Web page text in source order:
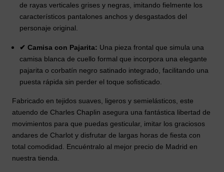
de rayas verticales grises y negras, imitando fielmente los
característicos pantalones anchos y desgastados del
personaje original.
✔ Camisa con Pajarita: Una pieza frontal que simula una
camisa blanca de cuello formal que incorpora una elegante
pajarita o corbatín negro satinado integrado, facilitando una
puesta rápida sin perder el toque sofisticado.
Fabricado en tejidos suaves, ligeros y semielásticos, este
atuendo de Charles Chaplin asegura una fantástica libertad de
movimientos para que puedas gesticular, imitar los graciosos
andares de Charlot y disfrutar de largas horas de fiesta con
total comodidad. Encuéntralo al mejor precio de Madrid en
nuestra tienda.